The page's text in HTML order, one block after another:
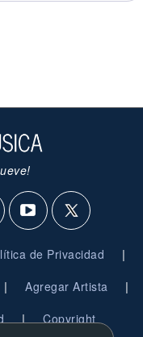
de Privacidad |
| Agregar Artista |
| Copyright